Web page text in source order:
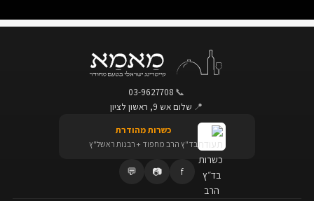
📞
03-9627708
📍 שלום אש 9, ראשון לציון
כשרות מהודרת
בד"ץ הרב מחפוד + רבנות ראשל"ץ
f
📷
💬